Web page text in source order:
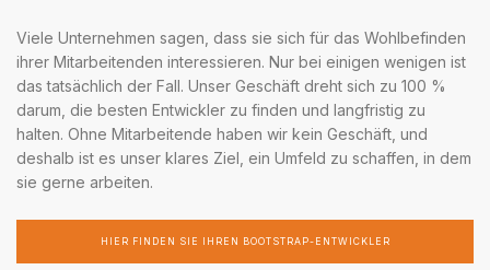
Viele Unternehmen sagen, dass sie sich für das Wohlbefinden
ihrer Mitarbeitenden interessieren. Nur bei einigen wenigen ist
das tatsächlich der Fall. Unser Geschäft dreht sich zu 100 %
darum, die besten Entwickler zu finden und langfristig zu
halten. Ohne Mitarbeitende haben wir kein Geschäft, und
deshalb ist es unser klares Ziel, ein Umfeld zu schaffen, in dem
sie gerne arbeiten.
HIER FINDEN SIE IHREN BOOTSTRAP-ENTWICKLER